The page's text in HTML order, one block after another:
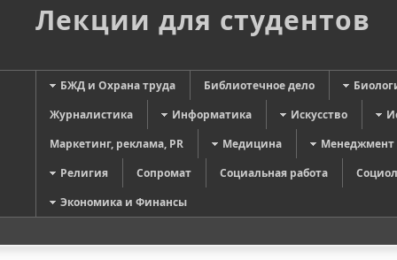
Лекции для студентов
БЖД и Охрана труда Библиотечное дело
Журналистика
Информатика Искусство
Маркетинг, реклама, PR
Медицина
Менеджмент
Религия
Сопромат Социальная работа
Экономика и Финансы